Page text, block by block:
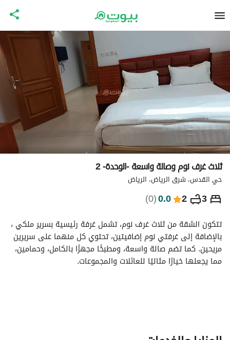
ثلاث غرف نوم وصالة واسعة -الوحدة- 2
حي القدس، شرق الرياض، الرياض
3
2
0.0
(
0
) ⃁
635ليلة
التفاصيل الاماكن القريبة معلومات وزارة السياحة
مما يجعلها خيارًا مثاليًا للعائلات والمجموعات.